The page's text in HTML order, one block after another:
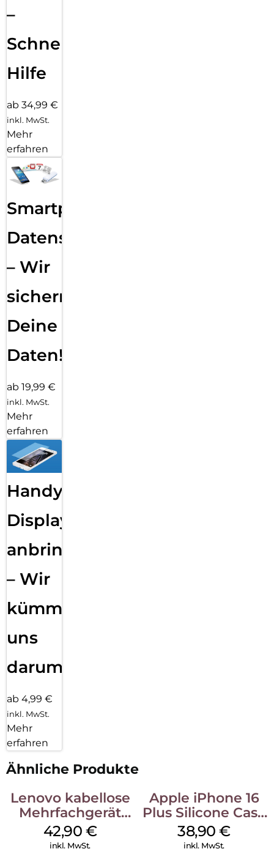
–
Schnelle
Hilfe
ab 34,99 €
inkl. MwSt.
Mehr
erfahren
Smartphone
Datensicherung
– Wir
sichern
Deine
Daten!
ab 19,99 €
inkl. MwSt.
Mehr
erfahren
Handy
Displayfolie
anbringen
– Wir
kümmern
uns
darum!
ab 4,99 €
inkl. MwSt.
Mehr
erfahren
Ähnliche Produkte
Lenovo kabellose
Mehrfachgerät
Luna Grey
42,90 €
inkl. MwSt.
Apple iPhone 16
Plus Silicone Case
MagSafe Denim
38,90€
inkl. MwSt.